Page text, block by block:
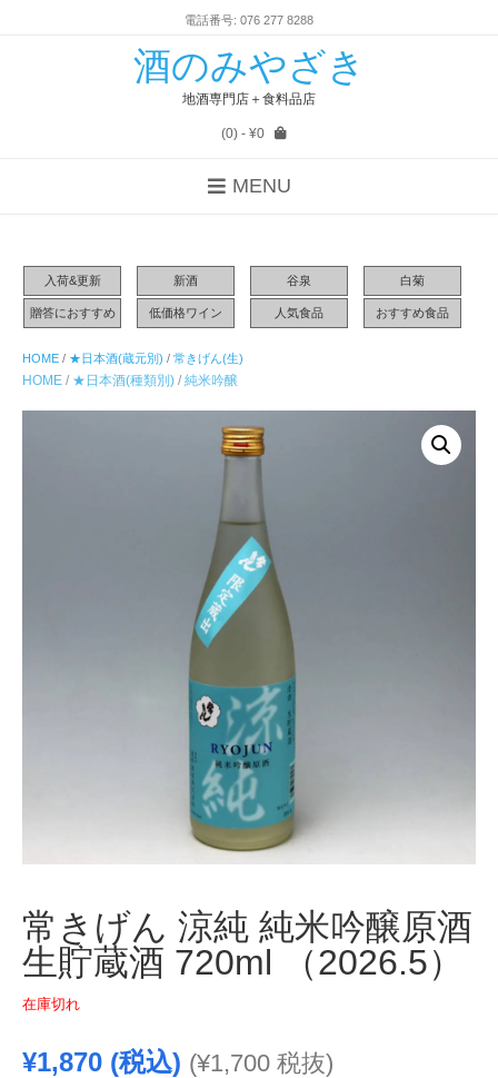
電話番号: 076 277 8288
酒のみやざき
地酒専門店＋食料品店
(0)- ¥0
MENU
入荷&更新 新酒 谷泉 白菊
贈答におすすめ 低価格ワイン 人気食品 おすすめ食品
HOME / ★日本酒(蔵元別) / 常きげん(生)
HOME / ★日本酒(種類別) / 純米吟醸
常きげん 涼純 純米吟醸原酒
生貯蔵酒 720ml （2026.5）
在庫切れ
¥1,870 (税込) (¥1,700 税抜)